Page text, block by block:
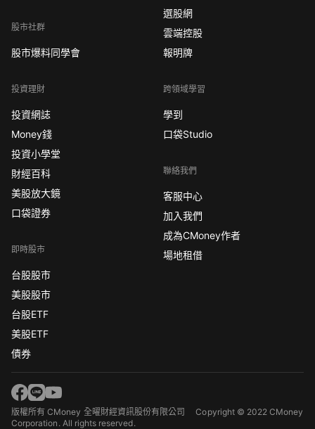
股市社群
股市爆料同學會
投資理財
投資網誌
Money錢
投資小學堂
財經百科
美股放大鏡
口袋證券
即時股市
台股股市
美股股市
台股ETF
美股ETF
債券
選股網
雲端控股
報明牌
跨領域學習
學到
口袋Studio
聯絡我們
客服中心
加入我們
成為CMoney作者
場地租借
版權所有 CMoney 全曜財經資訊股份有限公司Copyright © 2022 CMoney
Corporation. All rights reserved.